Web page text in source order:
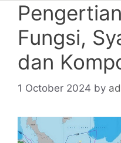
Fungsi,
dan
1 October 2024 by